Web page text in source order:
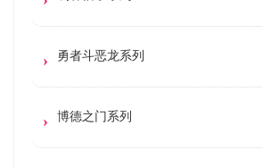
勇者斗恶龙系列
博德之门系列